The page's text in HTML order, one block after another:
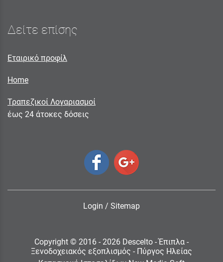
Δείτε επίσης
Εταιρικό προφίλ
Home
Τραπεζικοί Λογαριασμοί
έως 24 άτοκες δόσεις
Login / Sitemap
Copyright © 2016 - 2026 Descelto - Έπιπλα -
Ξενοδοχειακός εξοπλισμός - Πύργος Ηλείας